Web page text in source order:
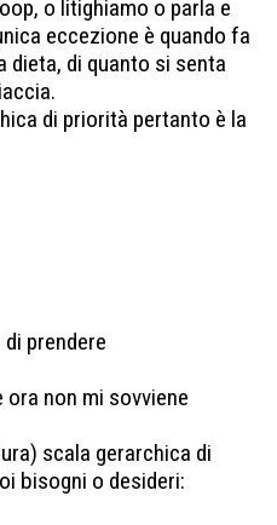
o litighiamo o parla e
eccezione è quando fa
dieta, di quanto si senta
di priorità pertanto è la
prendere
non mi sovviene
scala gerarchica di
bisogni o desideri: